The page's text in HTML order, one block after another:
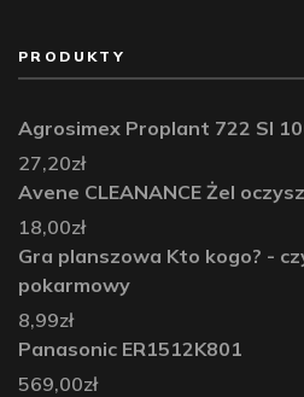
PRODUKTY
Agrosimex Proplant 722 Sl
27,20zł
Avene CLEANANCE Żel
18,00zł
Gra planszowa Kto kogo? -
pokarmowy
8,99zł
Panasonic ER1512K801
569,00zł